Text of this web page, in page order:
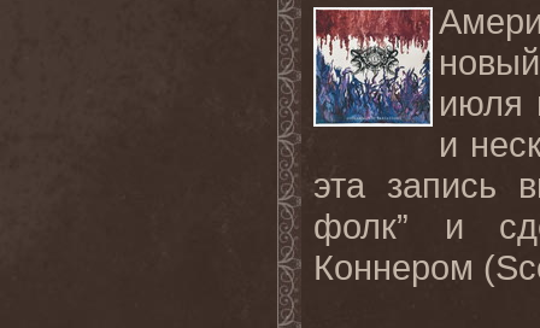
июля
и
эта запись
фолк” и
Коннером